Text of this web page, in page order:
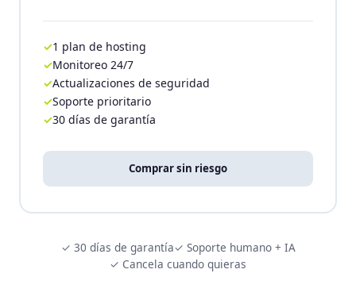
1 plan de hosting
Monitoreo 24/7
Actualizaciones de seguridad
Soporte prioritario
30 días de garantía
Comprar sin riesgo
✓ 30 días de garantía✓ Soporte humano + IA
✓ Cancela cuando quieras